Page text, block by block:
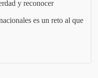
y reconocer
es un reto al que